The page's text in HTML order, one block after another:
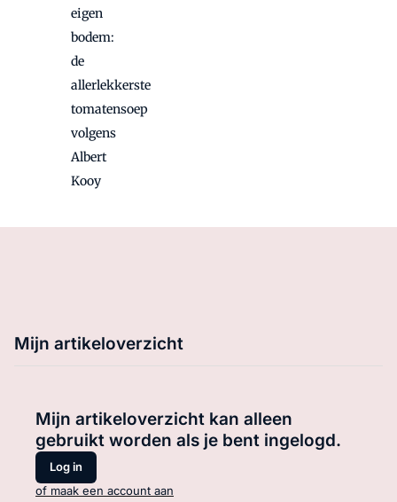
eigen
bodem:
de
allerlekkerste
tomatensoep
volgens
Albert
Kooy
Mijn artikeloverzicht
Mijn artikeloverzicht kan alleen
gebruikt worden als je bent ingelogd.
Log in
of maak een account aan